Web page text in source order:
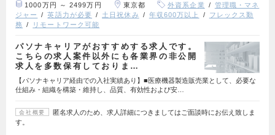
1000万円 ～ 2499万円 東京都 外資系企業
管理職・マネ
ジャー
英語力が必要 土日祝休み 年収600万以上
フレックス勤
務
リモートワーク可能
パソナキャリアがおすすめする求人です。
こちらの求人案件以外にも各業界の非公開
求人を多数保有しておりま…
【パソナキャリア経由での入社実績あり】■医療機器製造販売業として、必要な
仕組み・組織を構築・維持し、品質、有効性および安…
会社概要
匿名求人のため、求人詳細につきましてはご面談時にお伝え致しま
す。